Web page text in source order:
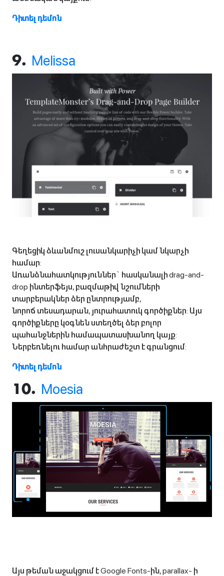
Դիտել դեմոն
9. Melissa
Գեղեցիկ ձևանմուշ լուսանկարիչի կամ նկարչի
համար:
Առանձնահատկություններ` հասկանալի drag-and-
drop ինտերֆեյս, բազմաթիվ նշումների
տարբերակներ ձեր ընտրությամբ,
նորոճ տեսադարան, յուրահատուկ գործիքներ: Այս
գործիքները կօգնեն ստեղծել ձեր բոլոր
պահանջներին համապատասխանող կայք:
Ներբեռնելու համար անհրաժեշտ է գրանցում:
Դիտել դեմոն
10. Moesia
Այս թեման աջակցում է Google Fonts-ին, parallax- ի